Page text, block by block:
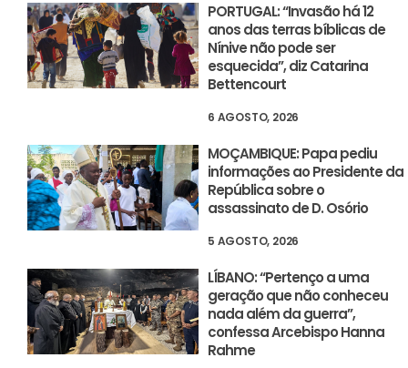
PORTUGAL: “Invasão há 12
anos das terras bíblicas de
Nínive não pode ser
esquecida”, diz Catarina
Bettencourt
6 AGOSTO, 2026
MOÇAMBIQUE: Papa pediu
informações ao Presidente da
República sobre o
assassinato de D. Osório
5 AGOSTO, 2026
LÍBANO: “Pertenço a uma
geração que não conheceu
nada além da guerra”,
confessa Arcebispo Hanna
Rahme